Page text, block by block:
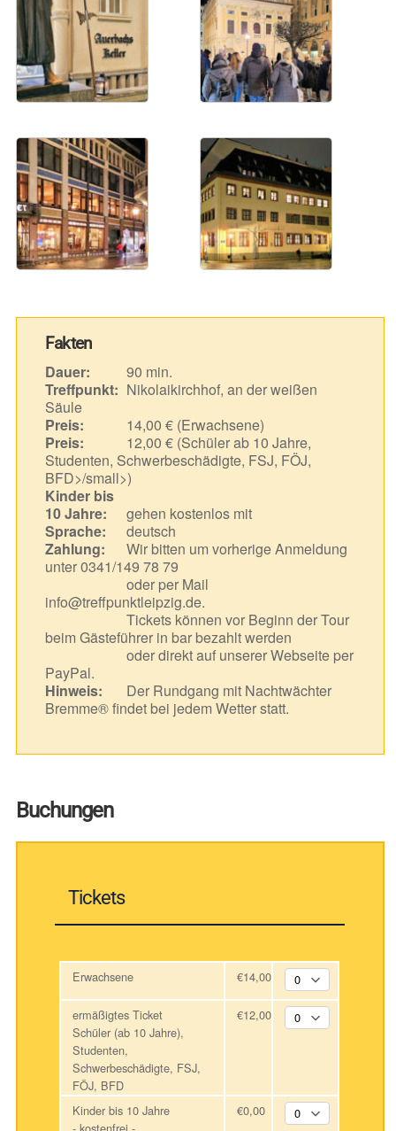
Fakten
Dauer:
90 min.
Treffpunkt: Nikolaikirchhof, an der weißen
Säule
Preis:
14,00 € (Erwachsene)
Preis:
12,00 € (Schüler ab 10 Jahre,
Studenten, Schwerbeschädigte, FSJ, FÖJ,
BFD>/small>)
Kinder bis
10 Jahre:
gehen kostenlos mit
Sprache:
deutsch
Zahlung:
Wir bitten um vorherige Anmeldung
unter 0341/149 78 79
oder per Mail
info@treffpunktleipzig.de.
Tickets können vor Beginn der Tour
beim Gästeführer in bar bezahlt werden
oder direkt auf unserer Webseite per
PayPal.
Hinweis:
Der Rundgang mit Nachtwächter
Bremme® findet bei jedem Wetter statt.
Buchungen
Tickets
Erwachsene €14,00
ermäßigtes Ticket
Schüler (ab 10 Jahre),
Studenten,
Schwerbeschädigte, FSJ,
FÖJ, BFD
€12,00
Kinder bis 10 Jahre
- kostenfrei -
€0,00